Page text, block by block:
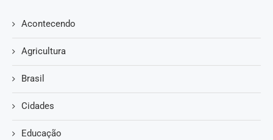
Acontecendo
Agricultura
Brasil
Cidades
Educação